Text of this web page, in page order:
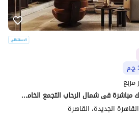
شقة للبيع 140 متر من المالك مباشرة فى شمال الرحاب التجمع الخامس استلام فورى
الجديدة، القاهرة